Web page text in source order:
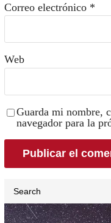
Correo electrónico *
Web
Guarda mi nombre,
navegador para la